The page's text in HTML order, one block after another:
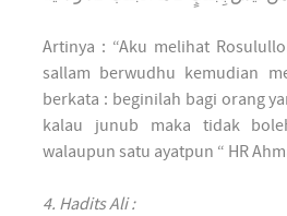
Artinya : “Aku melihat
sallam berwudhu kemudian
berkata : beginilah bagi orang
kalau junub maka tidak
walaupun satu ayatpun “ HR
4. Hadits Ali :